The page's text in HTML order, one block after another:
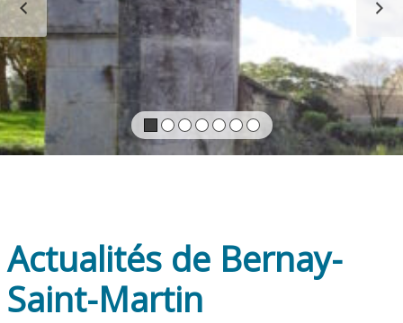
PRÉCÉDENT
Actualités de Bernay-
Saint-Martin